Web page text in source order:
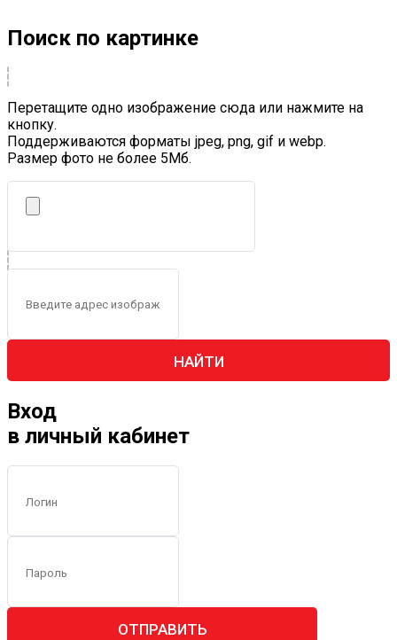
Поиск по картинке
Перетащите одно изображение сюда или нажмите на
кнопку.
Поддерживаются форматы jpeg, png, gif и webp.
Размер фото не более 5Mб.
НАЙТИ
Вход
в личный кабинет
ОТПРАВИТЬ